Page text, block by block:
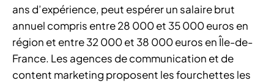
ans d’expérience, peut espérer un salaire brut
annuel compris entre 28 000 et 35 000 euros en
région et entre 32 000 et 38 000 euros en Île-de-
France. Les agences de communication et de
content marketing proposent les fourchettes les